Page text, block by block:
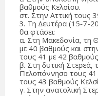
βαθμούς Κελσίου.
στ. Στην Αττική τους
3. Τη Δευτέρα (15-7-
θα φτάσει:
α. Στη Μακεδονία, τη
με 40 βαθμούς και
τους 41 με 42
β. Στη δυτική Στερεά,
Πελοπόννησο τους 41
τους 43 βαθμούς
γ. Στην ανατολική